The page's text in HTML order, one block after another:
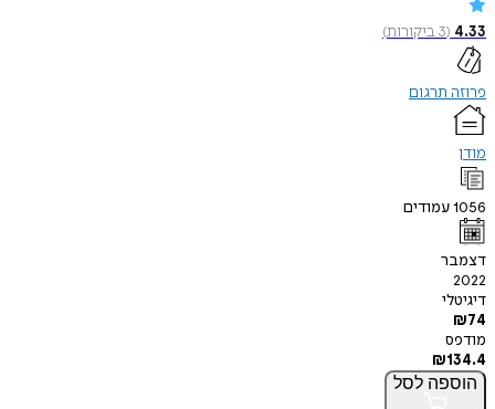
4.33
(
3ביקורות)
פרוזה תרגום
מודן
1056עמודים
דצמבר
2022
דיגיטלי
₪74
מודפס
₪134.4
הוספה לסל